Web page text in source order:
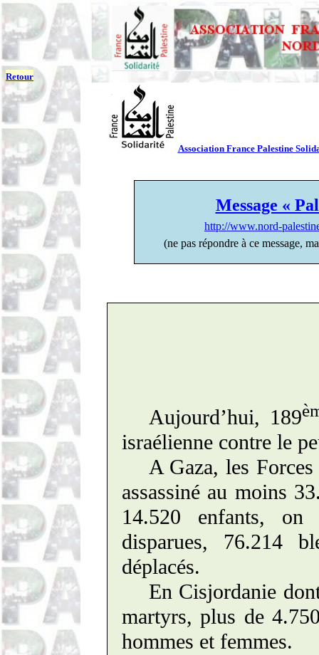
Retour
Association France Palestine
Message «
http://www.nord-
(ne pas répondre à ce message,
Aujourd’hui, 189
israélienne contre le
A Gaza, les
assassiné au moins
14.520 enfants, on
disparues, 76.214
déplacés.
En Cisjordanie
martyrs, plus de
hommes et femmes.